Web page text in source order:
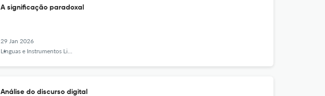
A significação paradoxal
29 Jan 2026
Línguas e Instrumentos Linguísticos
Análise do discurso digital